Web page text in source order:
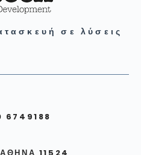
σε λύσεις
6749188